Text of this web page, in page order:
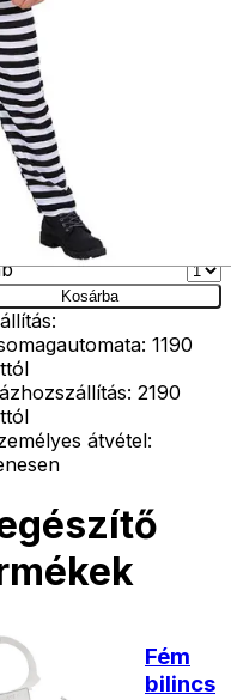
termékre
vonatkozik!
Kosárba
1190
2190
átvétel:
Fém
bilincs